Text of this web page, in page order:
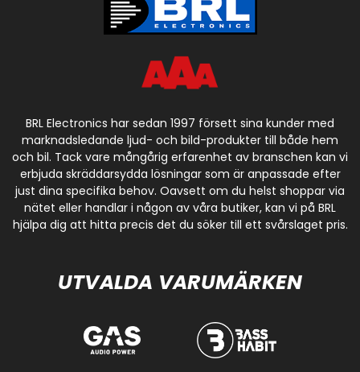
BRL Electronics har sedan 1997 försett sina kunder med
marknadsledande ljud- och bild-produkter till både hem
och bil. Tack vare mångårig erfarenhet av branschen kan vi
erbjuda skräddarsydda lösningar som är anpassade efter
just dina specifika behov. Oavsett om du helst shoppar via
nätet eller handlar i någon av våra butiker, kan vi på BRL
hjälpa dig att hitta precis det du söker till ett svårslaget pris.
UTVALDA VARUMÄRKEN